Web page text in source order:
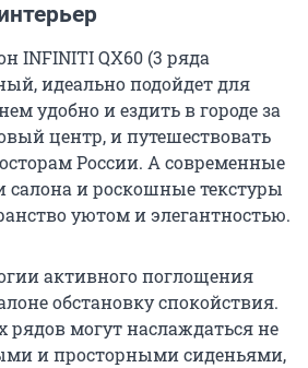
INFINITI QX60 (3 ряда
идеально подойдет для
удобно и ездить в городе за
центр, и путешествовать
России. А современные
салона и роскошные текстуры
уютом и элегантностью.
активного поглощения
обстановку спокойствия.
могут наслаждаться не
и просторными сиденьями,